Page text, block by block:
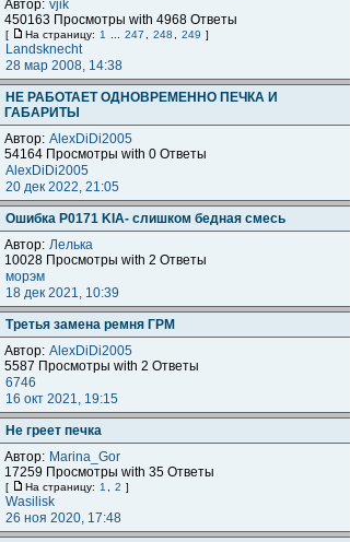
Автор: vjik
450163 Просмотры with 4968 Ответы
[ На страницу: 1 247 248 249 ]
Landsknecht
28 мар 2008, 14:38
НЕ РАБОТАЕТ ОДНОВРЕМЕННО ПЕЧКА И
ГАБАРИТЫ
Автор: AlexDiDi2005
54164 Просмотры with 0 Ответы
AlexDiDi2005
20 дек 2022, 21:05
Ошибка P0171 KIA- cлишком бедная смесь
Автор: Лелька
10028 Просмотры with 2 Ответы
морэм
18 дек 2021, 10:39
Третья замена ремня ГРМ
Автор: AlexDiDi2005
5587 Просмотры with 2 Ответы
6746
16 окт 2021, 19:15
Не греет печка
Автор: Marina_Gor
17259 Просмотры with 35 Ответы
[ На страницу: 1 2 ]
Wasilisk
26 ноя 2020, 17:48